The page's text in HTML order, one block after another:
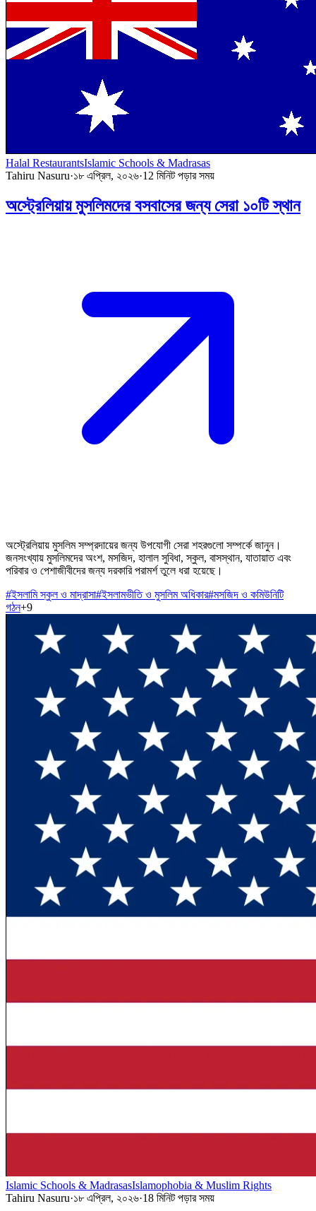
Halal RestaurantsIslamic Schools & Madrasas
Tahiru Nasuru·১৮ এপ্রিল, ২০২৬·12 মিনিট পড়ার সময়
অস্ট্রেলিয়ায় মুসলিমদের বসবাসের জন্য সেরা ১০টি স্থান
অস্ট্রেলিয়ায় মুসলিম সম্প্রদায়ের জন্য উপযোগী সেরা শহরগুলো সম্পর্কে জানুন।
জনসংখ্যায় মুসলিমদের অংশ, মসজিদ, হালাল সুবিধা, স্কুল, বাসস্থান, যাতায়াত এবং
পরিবার ও পেশাজীবীদের জন্য দরকারি পরামর্শ তুলে ধরা হয়েছে।
#ইসলামি স্কুল ও মাদ্রাসা#ইসলামভীতি ও মুসলিম অধিকার#মসজিদ ও কমিউনিটি
গঠন+9
Islamic Schools & MadrasasIslamophobia & Muslim Rights
Tahiru Nasuru·১৮ এপ্রিল, ২০২৬·18 মিনিট পড়ার সময়